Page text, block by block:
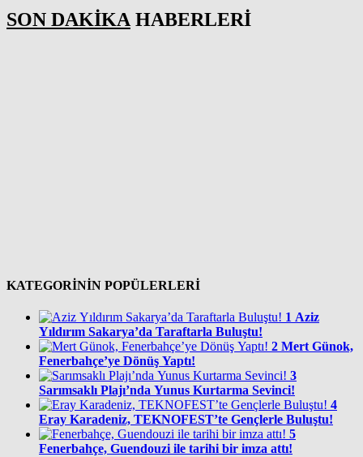
SON DAKİKA HABERLERİ
KATEGORİNİN POPÜLERLERİ
1 Aziz
Yıldırım Sakarya’da Taraftarla Buluştu!
2 Mert Günok,
Fenerbahçe’ye Dönüş Yaptı!
3
Sarımsaklı Plajı’nda Yunus Kurtarma Sevinci!
4
Eray Karadeniz, TEKNOFEST’te Gençlerle Buluştu!
5
Fenerbahçe, Guendouzi ile tarihi bir imza attı!